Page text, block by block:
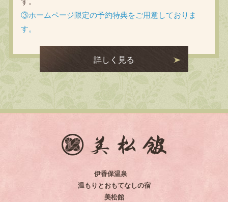
③ホームページ限定の予約特典をご用意しておりま
す。
詳しく見る
伊香保温泉
温もりとおもてなしの宿
美松館